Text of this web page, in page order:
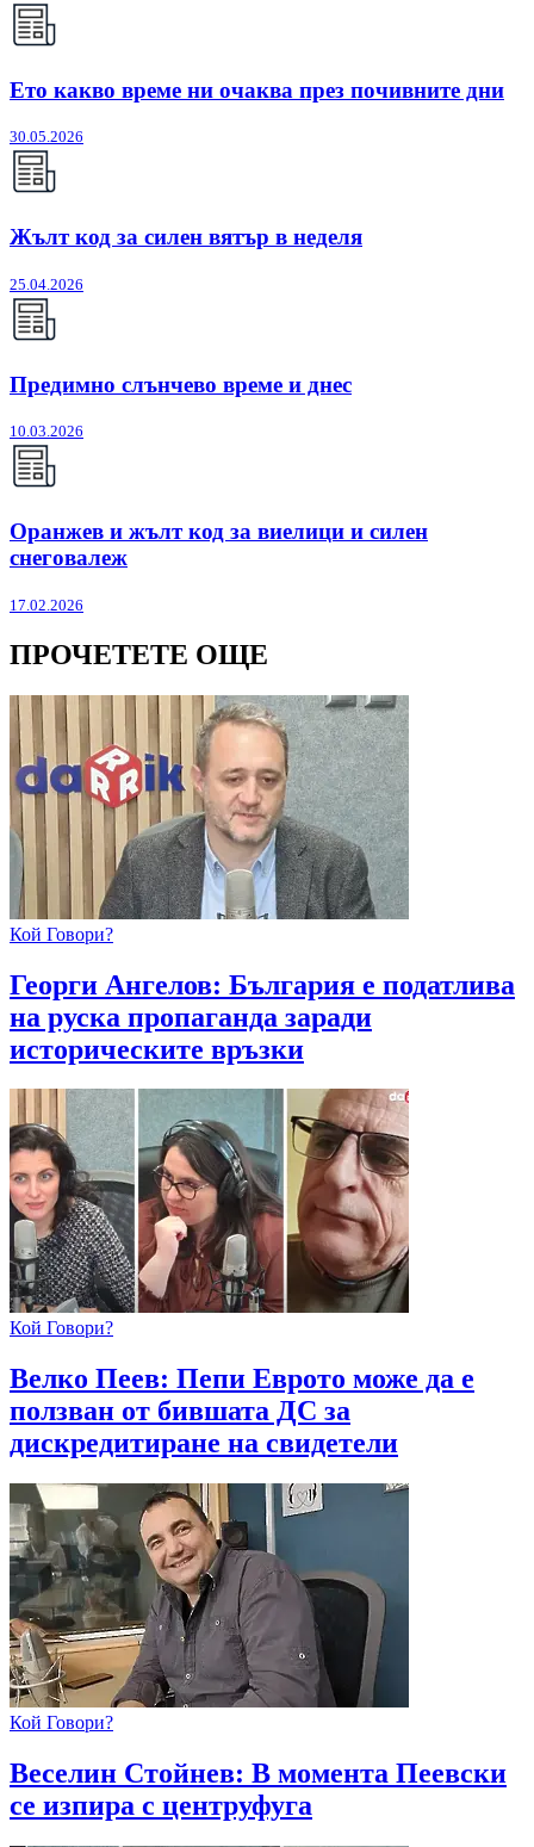
Ето какво време ни очаква през почивните дни
30.05.2026
Жълт код за силен вятър в неделя
25.04.2026
Предимно слънчево време и днес
10.03.2026
Оранжев и жълт код за виелици и силен
снеговалеж
17.02.2026
ПРОЧЕТЕТЕ ОЩЕ
Кой Говори?
Георги Ангелов: България е податлива
на руска пропаганда заради
историческите връзки
Кой Говори?
Велко Пеев: Пепи Еврото може да е
ползван от бившата ДС за
дискредитиране на свидетели
Кой Говори?
Веселин Стойнев: В момента Пеевски
се изпира с центруфуга